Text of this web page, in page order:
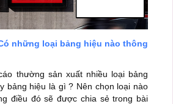
những loại bảng hiệu nào thông
thường sản xuất nhiều loại bảng
bảng hiệu là gì ? Nên chọn loại nào
điều đó sẽ được chia sẻ trong bài